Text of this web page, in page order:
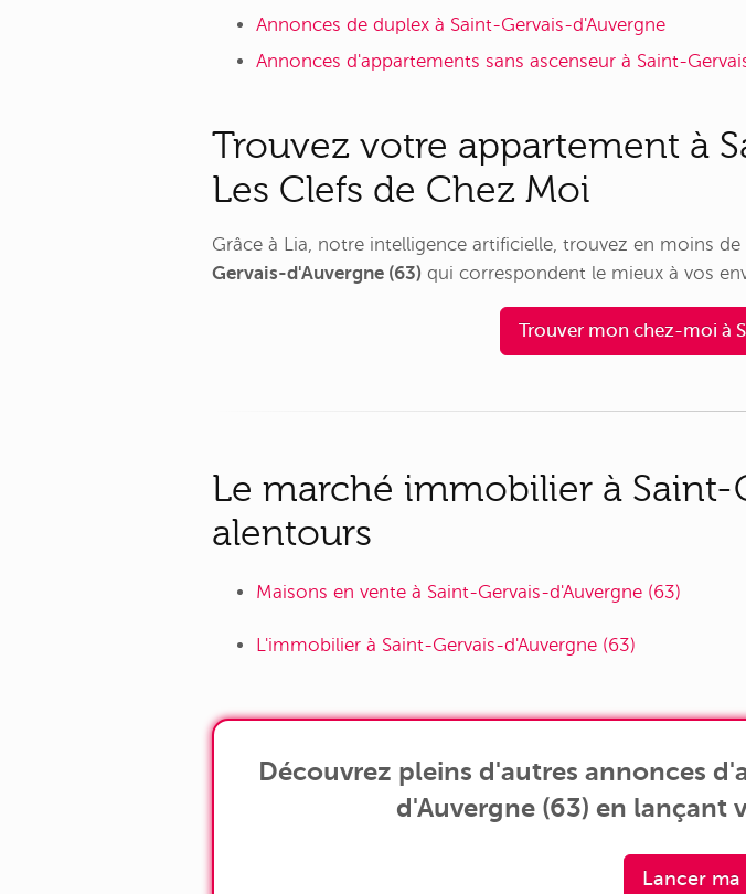
Annonces de duplex à Saint-Gervais-d'Auvergne
Annonces d'appartements sans ascenseur à Saint-
Trouvez votre appartement à
Les Clefs de Chez Moi
Grâce à Lia, notre intelligence artificielle, trouvez en moins de
Gervais-d'Auvergne (63) qui correspondent le mieux à vos
Trouver mon chez-moi à
Le marché immobilier à Saint-
alentours
Maisons en vente à Saint-Gervais-d'Auvergne (63)
L'immobilier à Saint-Gervais-d'Auvergne (63)
Découvrez pleins d'autres annonces
d'Auvergne (63) en lançant
Lancer